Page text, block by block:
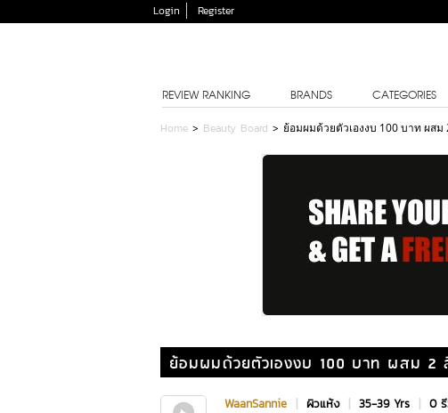
Login Register
REVIEW RANKING BRANDS CATEGORIES
Home > Beauty Board > ย้อมผมด้วยตัวเองงบ 100 บาท ผสม
ย้อมผมด้วยตัวเองงบ 100 บาท ผสม 2 สี
WaanSannie | ผิวแห้ง | 35-39 Yrs | 0